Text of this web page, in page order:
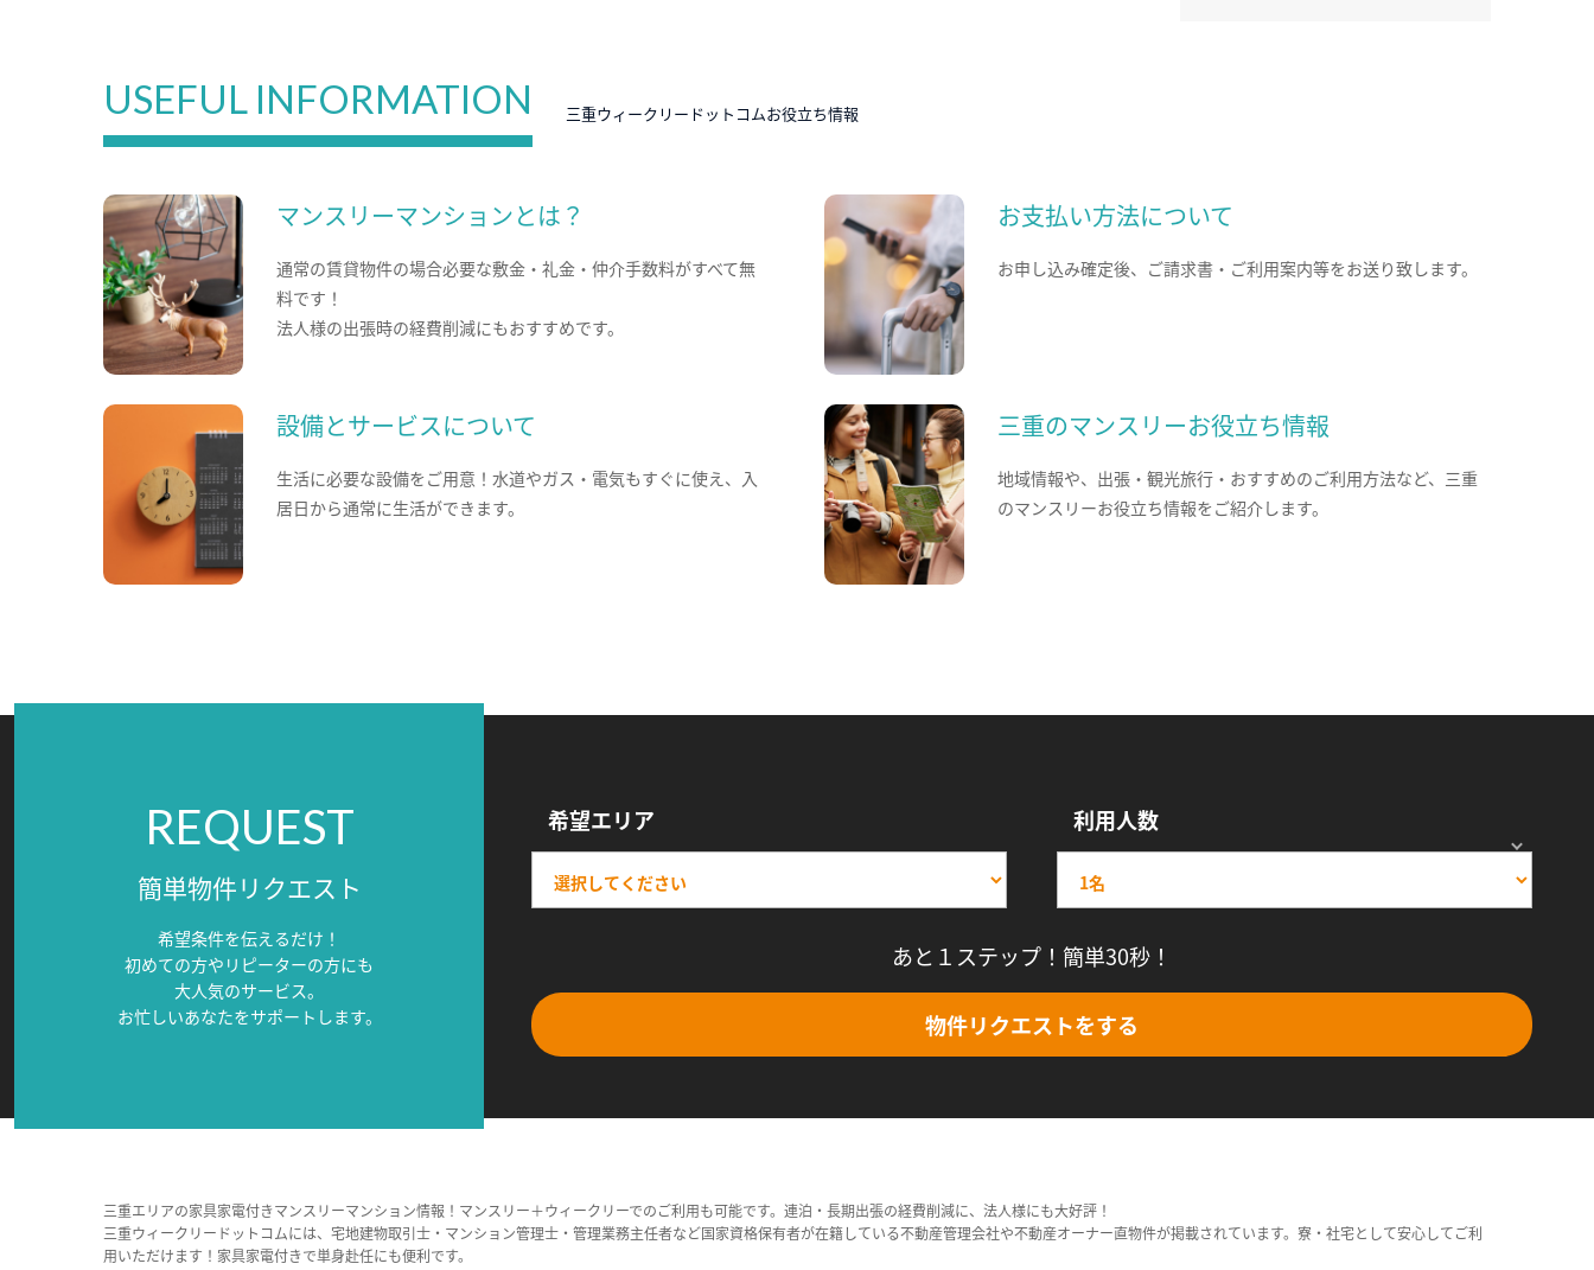
USEFUL INFORMATION 三重ウィークリードットコムお役立ち情報
マンスリーマンションとは？
通常の賃貸物件の場合必要な敷金・礼金・仲介手数料がすべて無
料です！
法人様の出張時の経費削減にもおすすめです。
お支払い方法について
お申し込み確定後、ご請求書・ご利用案内等をお送り致します。
設備とサービスについて
生活に必要な設備をご用意！水道やガス・電気もすぐに使え、入
居日から通常に生活ができます。
三重のマンスリーお役立ち情報
地域情報や、出張・観光旅行・おすすめのご利用方法など、三重
のマンスリーお役立ち情報をご紹介します。
REQUEST
簡単物件リクエスト
希望条件を伝えるだけ！
初めての方やリピーターの方にも
大人気のサービス。
お忙しいあなたをサポートします。
希望エリア 利用人数
あと１ステップ！簡単30秒！
物件リクエストをする
三重エリアの家具家電付きマンスリーマンション情報！マンスリー＋ウィークリーでのご利用も可能です。連泊・長期出張の経費削減に、法人様にも大好評！
三重ウィークリードットコムには、宅地建物取引士・マンション管理士・管理業務主任者など国家資格保有者が在籍している不動産管理会社や不動産オーナー直物件が掲載されています。寮・社宅として安心してご利
用いただけます！家具家電付きで単身赴任にも便利です。